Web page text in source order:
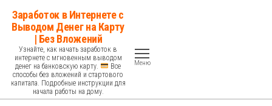
Перейти
содержимому
Заработок в Интернете с
Выводом Денег на Карту
| Без Вложений
Узнайте, как начать заработок в
интернете с мгновенным выводом
денег на банковскую карту.
Все
способы без вложений и стартового
капитала. Подробные инструкции для
начала работы на дому.
Меню